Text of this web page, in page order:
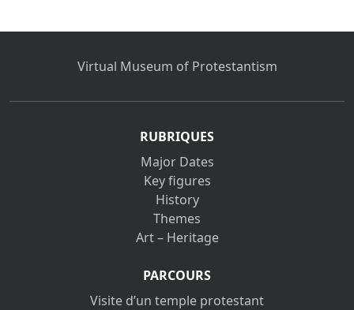
Virtual Museum of Protestantism
RUBRIQUES
Major Dates
Key figures
History
Themes
Art – Heritage
PARCOURS
Visite d’un temple protestant